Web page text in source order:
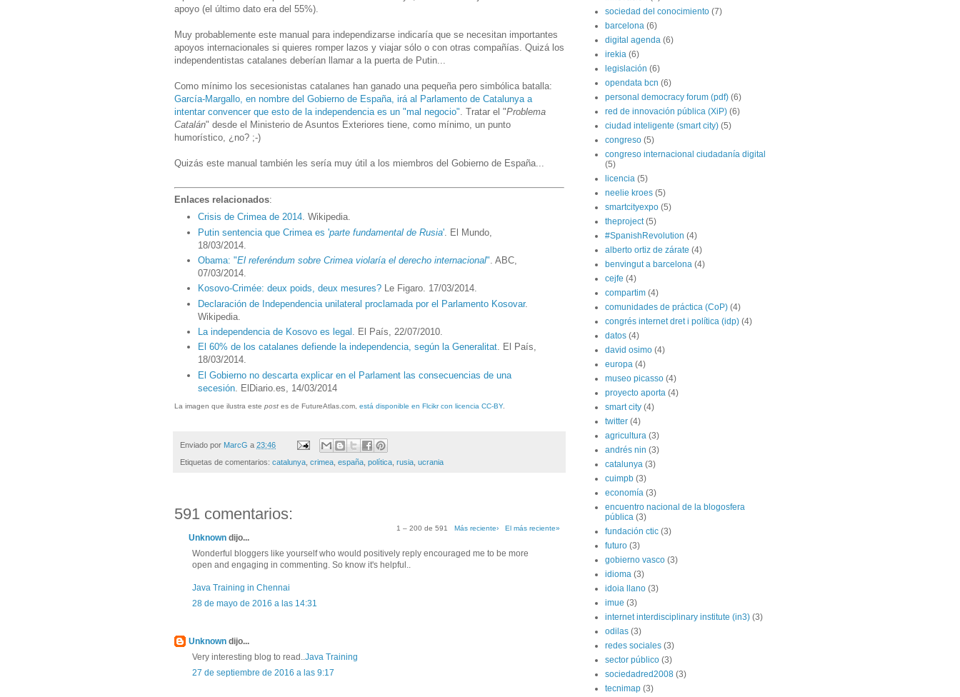
apoyo (el último dato era del 55%).
Muy probablemente este manual para independizarse indicaría que se necesitan importantes
apoyos internacionales si quieres romper lazos y viajar sólo o con otras compañías. Quizá los
independentistas catalanes deberían llamar a la puerta de Putin...
Como mínimo los secesionistas catalanes han ganado una pequeña pero simbólica batalla:
García-Margallo, en nombre del Gobierno de España, irá al Parlamento de Catalunya a
intentar convencer que esto de la independencia es un "mal negocio" . Tratar el "Problema
Catalán" desde el Ministerio de Asuntos Exteriores tiene, como mínimo, un punto
humorístico, ¿no? ;-)
Quizás este manual también les sería muy útil a los miembros del Gobierno de España...
Enlaces relacionados:
Crisis de Crimea de 2014. Wikipedia.
Putin sentencia que Crimea es 'parte fundamental de Rusia' . El Mundo,
18/03/2014.
Obama: "El referéndum sobre Crimea violaría el derecho internacional". ABC,
07/03/2014.
Kosovo-Crimée: deux poids, deux mesures? Le Figaro. 17/03/2014.
Declaración de Independencia unilateral proclamada por el Parlamento Kosovar.
Wikipedia.
La independencia de Kosovo es legal
. El País, 22/07/2010.
El 60% de los catalanes defiende la independencia, según la Generalitat. El País,
18/03/2014.
El Gobierno no descarta explicar en el Parlament las consecuencias de una
secesión . ElDiario.es, 14/03/2014
La imagen que ilustra este post es de FutureAtlas.com, está disponible en Flcikr con licencia CC-BY.
Enviado por MarcG a 23:46
Etiquetas de comentarios: catalunya crimea españa política rusia ucrania
591 comentarios:
1 – 200 de 591 Más reciente› El más reciente»
Unknown dijo...
Wonderful bloggers like yourself who would positively reply encouraged me to be more
open and engaging in commenting. So know it's helpful..
Java Training in Chennai
28 de mayo de 2016 a las 14:31
Unknown dijo...
Very interesting blog to read..Java Training
27 de septiembre de 2016 a las 9:17
sociedad del conocimiento (7)
barcelona (6)
digital agenda (6)
irekia (6)
legislación (6)
opendata bcn (6)
personal democracy forum (pdf) (6)
red de innovación pública (XiP) (6)
ciudad inteligente (smart city) (5)
congreso (5)
congreso internacional ciudadanía digital
(5)
licencia (5)
neelie kroes (5)
smartcityexpo (5)
theproject (5)
#SpanishRevolution (4)
alberto ortiz de zárate (4)
benvingut a barcelona (4)
cejfe (4)
compartim (4)
comunidades de práctica (CoP) (4)
congrés internet dret i política (idp) (4)
datos (4)
david osimo (4)
europa (4)
museo picasso (4)
proyecto aporta (4)
smart city (4)
twitter (4)
agricultura (3)
andrés nin (3)
catalunya (3)
cuimpb (3)
economía (3)
encuentro nacional de la blogosfera
pública (3)
fundación ctic (3)
futuro (3)
gobierno vasco (3)
idioma (3)
idoia llano (3)
imue (3)
internet interdisciplinary institute (in3) (3)
odilas (3)
redes sociales (3)
sector público (3)
sociedadred2008 (3)
tecnimap (3)